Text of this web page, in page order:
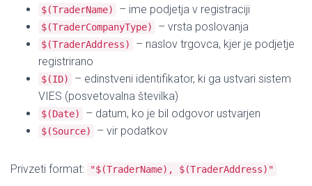
$(TraderName) – ime podjetja v registraciji
$(TraderCompanyType) – vrsta poslovanja
$(TraderAddress)
– naslov trgovca, kjer je podjetje
registrirano
$(ID)
– edinstveni identifikator, ki ga ustvari sistem
VIES (posvetovalna številka)
$(Date) – datum, ko je bil odgovor ustvarjen
$(Source) – vir podatkov
Privzeti format: "$(TraderName), $(TraderAddress)"